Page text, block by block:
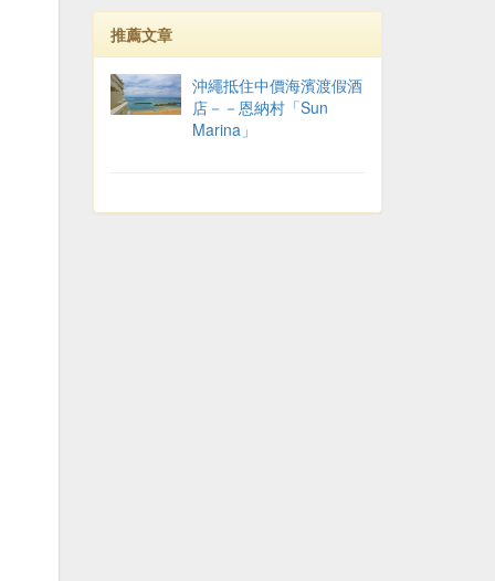
推薦文章
沖繩抵住中價海濱渡假酒
店－－恩納村「Sun
Marina」